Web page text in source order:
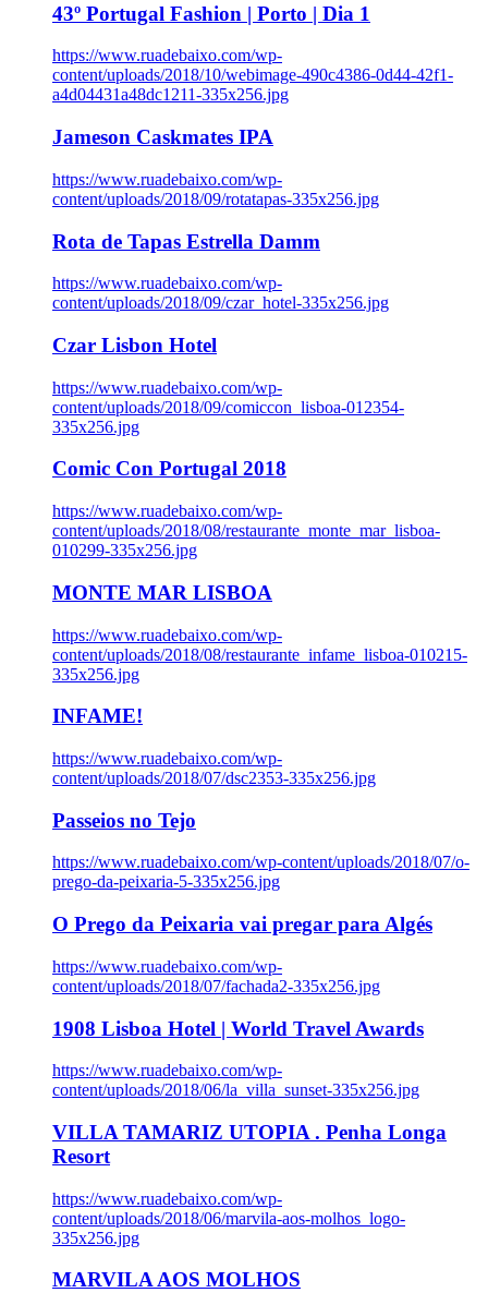
43º Portugal Fashion | Porto | Dia 1
https://www.ruadebaixo.com/wp-
content/uploads/2018/10/webimage-490c4386-0d44-42f1-
a4d04431a48dc1211-335x256.jpg
Jameson Caskmates IPA
https://www.ruadebaixo.com/wp-
content/uploads/2018/09/rotatapas-335x256.jpg
Rota de Tapas Estrella Damm
https://www.ruadebaixo.com/wp-
content/uploads/2018/09/czar_hotel-335x256.jpg
Czar Lisbon Hotel
https://www.ruadebaixo.com/wp-
content/uploads/2018/09/comiccon_lisboa-012354-
335x256.jpg
Comic Con Portugal 2018
https://www.ruadebaixo.com/wp-
content/uploads/2018/08/restaurante_monte_mar_lisboa-
010299-335x256.jpg
MONTE MAR LISBOA
https://www.ruadebaixo.com/wp-
content/uploads/2018/08/restaurante_infame_lisboa-010215-
335x256.jpg
INFAME!
https://www.ruadebaixo.com/wp-
content/uploads/2018/07/dsc2353-335x256.jpg
Passeios no Tejo
https://www.ruadebaixo.com/wp-content/uploads/2018/07/o-
prego-da-peixaria-5-335x256.jpg
O Prego da Peixaria vai pregar para Algés
https://www.ruadebaixo.com/wp-
content/uploads/2018/07/fachada2-335x256.jpg
1908 Lisboa Hotel | World Travel Awards
https://www.ruadebaixo.com/wp-
content/uploads/2018/06/la_villa_sunset-335x256.jpg
VILLA TAMARIZ UTOPIA . Penha Longa
Resort
https://www.ruadebaixo.com/wp-
content/uploads/2018/06/marvila-aos-molhos_logo-
335x256.jpg
MARVILA AOS MOLHOS